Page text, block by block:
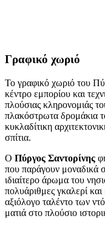
Γραφικό χωριό
Το γραφικό χωριό του
κέντρο εμπορίου και
πλούσιας κληρονομιάς
πλακόστρωτα δρομάκια
κυκλαδίτικη
σπίτια.
Ο Πύργος Σαντορίνης
που παράγουν μοναδικά
ιδιαίτερο άρωμα του
πολυάριθμες γκαλερί
αξιόλογο ταλέντο των
ματιά στο πλούσιο